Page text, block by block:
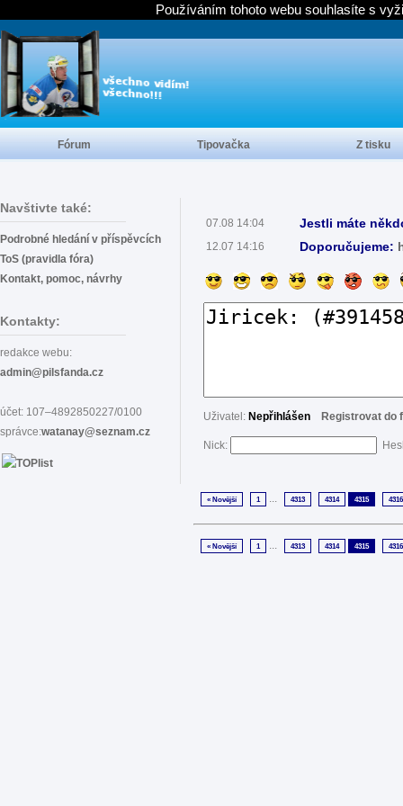
Navštivte také:
Podrobné hledání v příspěvcích
ToS (pravidla fóra)
Kontakt, pomoc, návrhy
Kontakty:
redakce webu:
admin@pilsfanda.cz
účet: 107–4892850227/0100
správce:watanay@seznam.cz
07.08 14:04 Jestli máte
12.07 14:16 Doporučujeme:
Uživatel: Nepřihlášen Registrovat do
Nick:
« Novější 1 ... 4313 4314 4315 4316
« Novější 1 ... 4313 4314 4315 4316
Fórum Tipovačka Z tisku
Používáním tohoto webu souhlasíte s